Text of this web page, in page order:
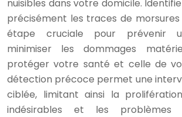
nuisibles dans votre domicile.
précisément les traces de
étape cruciale pour prévenir
minimiser les dommages
protéger votre santé et celle de
détection précoce permet une
ciblée, limitant ainsi la
indésirables et les problèmes